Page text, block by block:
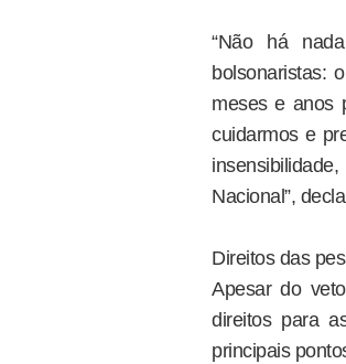
“Não há
bolsonaristas:
meses e anos
cuidarmos e
Nacional”,
Direitos das
Apesar do
direitos para
principais